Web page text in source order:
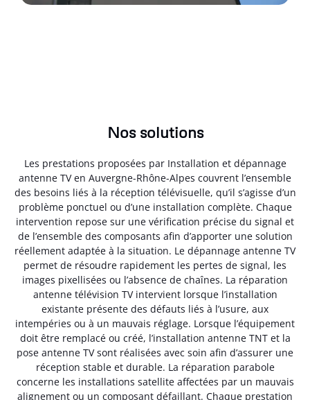
Nos solutions
Les prestations proposées par Installation et dépannage
antenne TV en Auvergne-Rhône-Alpes couvrent l’ensemble
des besoins liés à la réception télévisuelle, qu’il s’agisse d’un
problème ponctuel ou d’une installation complète. Chaque
intervention repose sur une vérification précise du signal et
de l’ensemble des composants afin d’apporter une solution
réellement adaptée à la situation. Le dépannage antenne TV
permet de résoudre rapidement les pertes de signal, les
images pixellisées ou l’absence de chaînes. La réparation
antenne télévision TV intervient lorsque l’installation
existante présente des défauts liés à l’usure, aux
intempéries ou à un mauvais réglage. Lorsque l’équipement
doit être remplacé ou créé, l’installation antenne TNT et la
pose antenne TV sont réalisées avec soin afin d’assurer une
réception stable et durable. La réparation parabole
concerne les installations satellite affectées par un mauvais
alignement ou un composant défaillant. Chaque prestation